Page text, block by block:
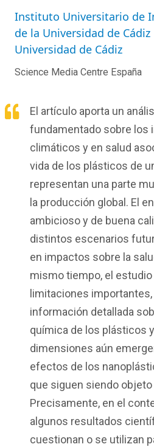
Instituto Universitario de
de la Universidad de Cádiz
Universidad de Cádiz
Science Media Centre España
El artículo aporta un
fundamentado sobre los
climáticos y en salud
vida de los plásticos de
representan una parte
la producción global. El
ambicioso y de buena
distintos escenarios
en impactos sobre la
mismo tiempo, el
limitaciones
información detallada
química de los plásticos
dimensiones aún
efectos de los
que siguen siendo
Precisamente, en el
algunos resultados
cuestionan o se utilizan